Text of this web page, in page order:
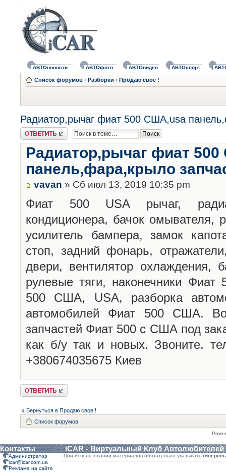
АВТОновости АВТОфото АВТОвидео АВТОспорт
Список форумов ‹ Разборки ‹ Продаю свое !
Радиатор,рычаг фиат 500 США,usa
Ответить
Радиатор,рычаг фиат
панель,фара,крыло
vavan » Сб июл 13, 2019 10:35 pm
Фиат 500 USA рычаг,
кондиционера, бачок омывателя,
усилитель бампера, замок
стоп, задний фонарь,
двери, вентилятор охлаждения,
рулевые тяги, наконечники
500 США, USA, разборка
автомобилей Фиат 500 США.
запчастей Фиат 500 с США под
как б/у так и новых. Звоните.
+380674035675 Киев
Ответить
Вернуться в Продаю свое !
Список форумов
Контакты iCAR - Виртуальный Клуб Автолюбителей
Администратор
icar@icar.com.ua
Реклама на сайте
При использовании материалов обязательно указывать